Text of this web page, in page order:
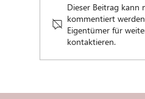
Challenge St.
Dieser Beitrag kann
kommentiert
Eigentümer für
kontaktieren.